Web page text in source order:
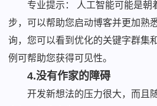
专业提示： 人工智能可能是朝
步，可以帮助您启动博客并更加熟
询，您可以看到优化的关键字群集
例可帮助您获得可见性。
4.没有作家的障碍
开发新想法的压力很大，而且